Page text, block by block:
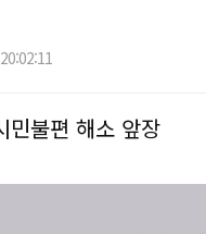
민불편 해소 앞장